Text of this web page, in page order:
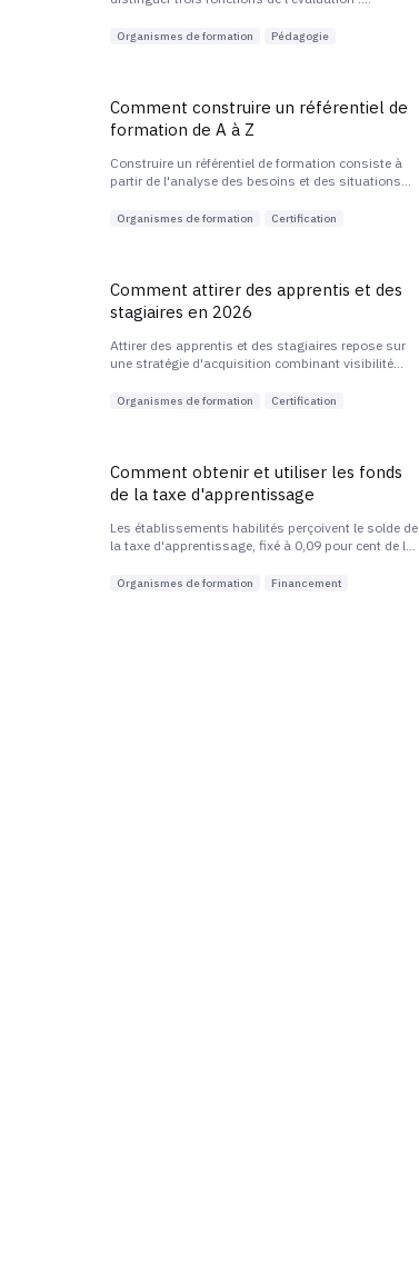
chaque modalité sur les objectifs de compétences
Organismes de formation Pédagogie
Comment construire un référentiel de
formation de A à Z
Construire un référentiel de formation consiste à
partir de l'analyse des besoins et des situations
compétences, séquencés et associés à des
Organismes de formation Certification
Comment attirer des apprentis et des
stagiaires en 2026
Attirer des apprentis et des stagiaires repose sur
une stratégie d'acquisition combinant visibilité
d'orientation, partenariats avec les
Organismes de formation Certification
Comment obtenir et utiliser les fonds
de la taxe d'apprentissage
Les établissements habilités perçoivent le solde de
la taxe d'apprentissage, fixé à 0,09 pour cent de la
SOLTéA gérée par la Caisse des dépôts.
Organismes de formation Financement